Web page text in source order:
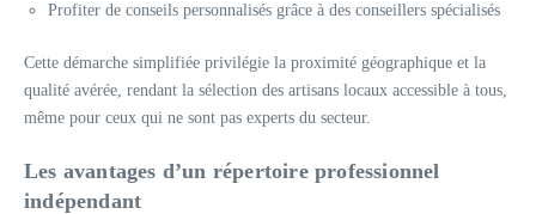
Profiter de conseils personnalisés grâce à des conseillers spécialisés
Cette démarche simplifiée privilégie la proximité géographique et la
qualité avérée, rendant la sélection des artisans locaux accessible à tous,
même pour ceux qui ne sont pas experts du secteur.
Les avantages d’un répertoire professionnel
indépendant